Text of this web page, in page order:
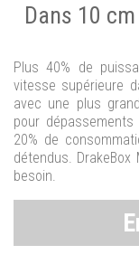
Dans 10
Plus 40% de
vitesse supérieure
avec une plus
pour
20% de
détendus.
besoin.